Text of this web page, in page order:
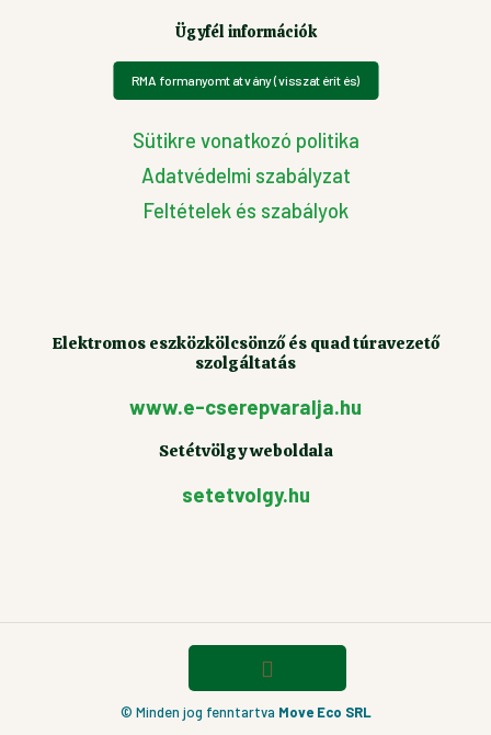
Ügyfél információk
RMA formanyomtatvány (visszatérítés)
Sütikre vonatkozó politika
Adatvédelmi szabályzat
Feltételek és szabályok
Elektromos eszközkölcsönző és quad túravezető
szolgáltatás
www.e-cserepvaralja.hu
Setétvölgy weboldala
setetvolgy.hu
© Minden jog fenntartva Move Eco SRL